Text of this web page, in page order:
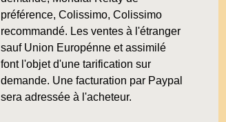
préférence, Colissimo, Colissimo
recommandé. Les ventes à l'étranger
sauf Union Europénne et assimilé
font l'objet d'une tarification sur
demande. Une facturation par Paypal
sera adressée à l'acheteur.